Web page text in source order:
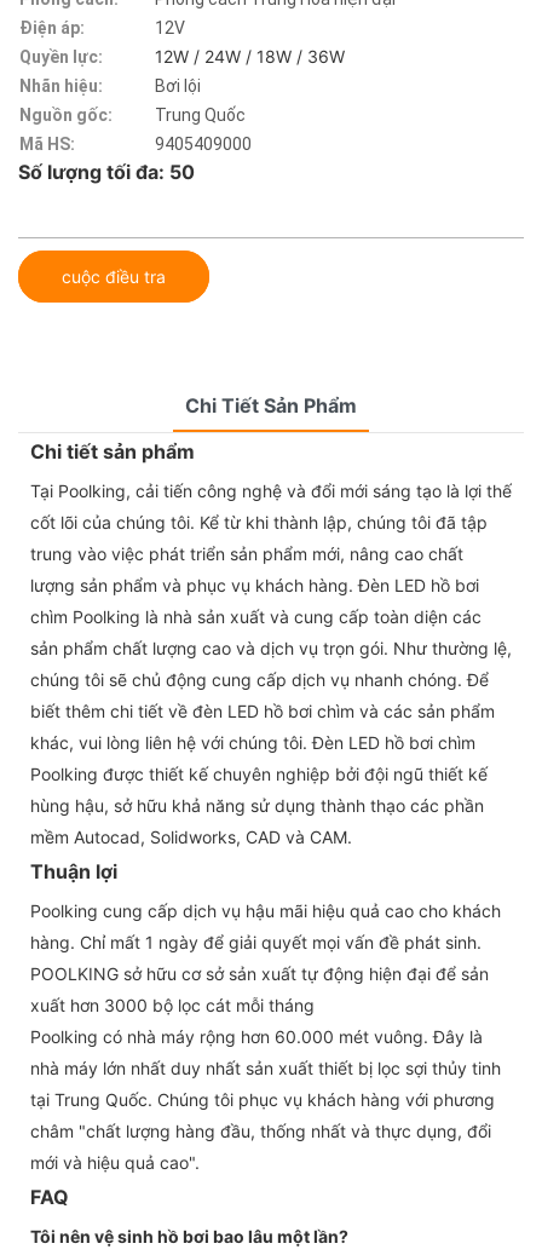
Điện áp:
12V
Quyền lực:
12W / 24W / 18W / 36W
Nhãn hiệu:
Bơi lội
Nguồn gốc:
Trung Quốc
Mã HS:
9405409000
Số lượng tối đa: 50
cuộc điều tra
Chi Tiết Sản Phẩm
Chi tiết sản phẩm
Tại Poolking, cải tiến công nghệ và đổi mới sáng tạo là lợi thế
cốt lõi của chúng tôi. Kể từ khi thành lập, chúng tôi đã tập
trung vào việc phát triển sản phẩm mới, nâng cao chất
lượng sản phẩm và phục vụ khách hàng. Đèn LED hồ bơi
chìm Poolking là nhà sản xuất và cung cấp toàn diện các
sản phẩm chất lượng cao và dịch vụ trọn gói. Như thường lệ,
chúng tôi sẽ chủ động cung cấp dịch vụ nhanh chóng. Để
biết thêm chi tiết về đèn LED hồ bơi chìm và các sản phẩm
khác, vui lòng liên hệ với chúng tôi. Đèn LED hồ bơi chìm
Poolking được thiết kế chuyên nghiệp bởi đội ngũ thiết kế
hùng hậu, sở hữu khả năng sử dụng thành thạo các phần
mềm Autocad, Solidworks, CAD và CAM.
Thuận lợi
Poolking cung cấp dịch vụ hậu mãi hiệu quả cao cho khách
hàng. Chỉ mất 1 ngày để giải quyết mọi vấn đề phát sinh.
POOLKING sở hữu cơ sở sản xuất tự động hiện đại để sản
xuất hơn 3000 bộ lọc cát mỗi tháng
Poolking có nhà máy rộng hơn 60.000 mét vuông. Đây là
nhà máy lớn nhất duy nhất sản xuất thiết bị lọc sợi thủy tinh
tại Trung Quốc. Chúng tôi phục vụ khách hàng với phương
châm "chất lượng hàng đầu, thống nhất và thực dụng, đổi
mới và hiệu quả cao".
FAQ
Tôi nên vệ sinh hồ bơi bao lâu một lần?